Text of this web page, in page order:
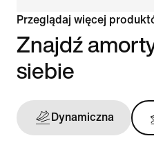
Przeglądaj więcej
Znajdź
siebie
Dynamiczna